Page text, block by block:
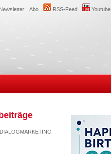
Youtube
RSS-Feed
Abo
Newsletter